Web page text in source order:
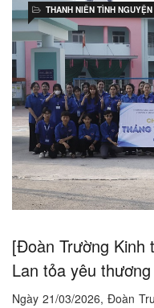
THANH NIÊN TÌNH NGUYỆN
[Đoàn Trường Kinh
Lan tỏa yêu
Ngày 21/03/2026, Đoàn